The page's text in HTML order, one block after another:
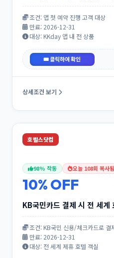
조건: 앱 첫 예약 진행 고객 대상
만료: 2026-12-31
대상: KKday 앱 내 전 상품
APPFIRSTBUY
상세조건 보기
호텔스닷컴
98% 작동 오늘 108회 복사됨
10% OFF
KB국민카드 결제 시 전 세
조건: KB국민 신용/체크카드로 결
만료: 2026-12-31
대상: 전 세계 제휴 호텔 객실